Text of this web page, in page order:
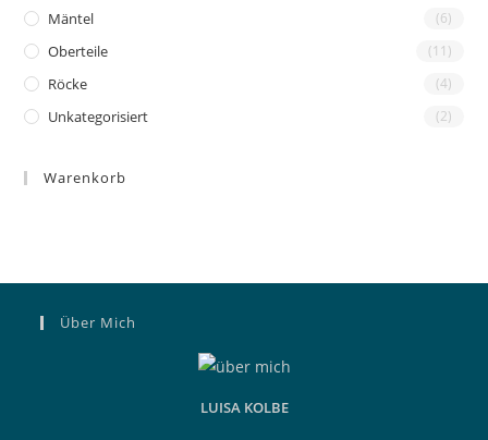
Mäntel (6)
Oberteile (11)
Röcke (4)
Unkategorisiert (2)
Warenkorb
Über Mich
LUISA KOLBE